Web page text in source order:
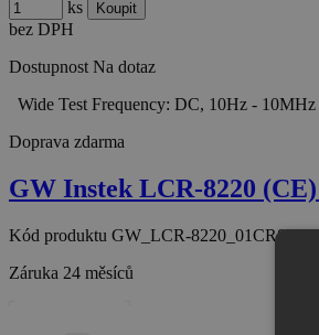
ks
bez DPH
Dostupnost Na dotaz
Wide Test Frequency: DC, 10Hz -
Doprava zdarma
GW Instek LCR-8220
Kód produktu GW_LCR-
Záruka 24 měsíců